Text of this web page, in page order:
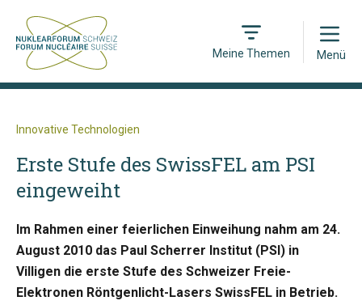
Meine Themen
Open
Menü
Innovative Technologien
Erste Stufe des SwissFEL am PSI
eingeweiht
Im Rahmen einer feierlichen Einweihung nahm am 24.
August 2010 das Paul Scherrer Institut (PSI) in
Villigen die erste Stufe des Schweizer Freie-
Elektronen Röntgenlicht-Lasers SwissFEL in Betrieb.